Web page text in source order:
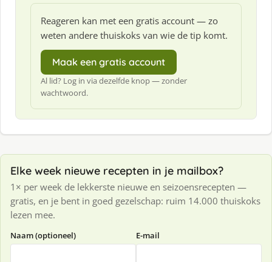
Reageren kan met een gratis account — zo
weten andere thuiskoks van wie de tip komt.
Maak een gratis account
Al lid? Log in via dezelfde knop — zonder
wachtwoord.
Elke week nieuwe recepten in je mailbox?
1× per week de lekkerste nieuwe en seizoensrecepten —
gratis, en je bent in goed gezelschap: ruim 14.000 thuiskoks
lezen mee.
Naam (optioneel) E-mail